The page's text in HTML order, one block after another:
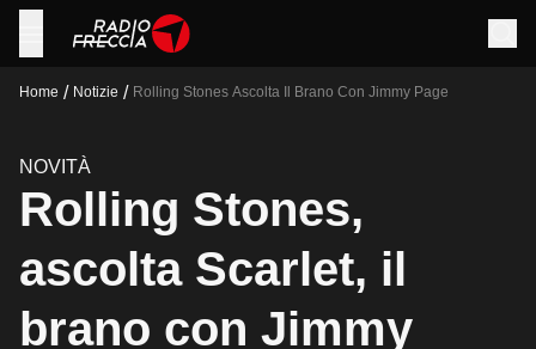
Home / Notizie / Rolling Stones Ascolta Il Brano Con Jimmy Page
NOVITÀ
Rolling Stones,
ascolta Scarlet, il
brano con Jimmy